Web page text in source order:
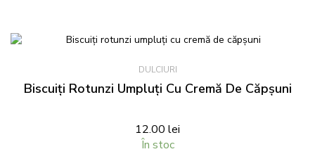
DULCIURI
Biscuiți Rotunzi Umpluți Cu Cremă De Căpșuni
12.00 lei
În stoc